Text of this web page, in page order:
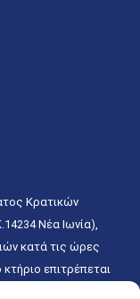
Κρατικών
Νέα Ιωνία),
κατά τις ώρες
επιτρέπεται